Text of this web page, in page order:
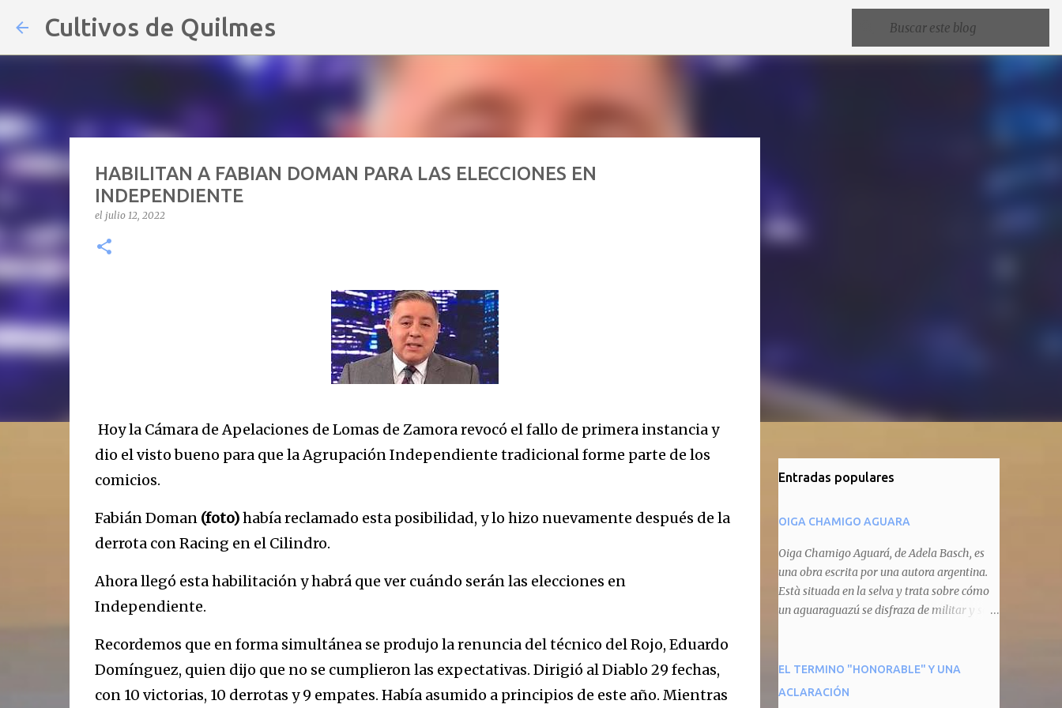
Cultivos de Quilmes
HABILITAN A FABIAN DOMAN PARA LAS ELECCIONES EN
INDEPENDIENTE
el julio 12, 2022
Hoy la Cámara de Apelaciones de Lomas de Zamora revocó el fallo de primera instancia y
dio el visto bueno para que la Agrupación Independiente tradicional forme parte de los
comicios.
Fabián Doman (foto)había reclamado esta posibilidad, y lo hizo nuevamente después de la
derrota con Racing en el Cilindro.
Ahora llegó esta habilitación y habrá que ver cuándo serán las elecciones en
Independiente.
Recordemos que en forma simultánea se produjo la renuncia del técnico del Rojo, Eduardo
Domínguez, quien dijo que no se cumplieron las expectativas. Dirigió al Diablo 29 fechas,
con 10 victorias, 10 derrotas y 9 empates. Había asumido a principios de este año. Mientras
Entradas populares
OIGA CHAMIGO AGUARA
Oiga Chamigo Aguará, de Adela Basch, es
una obra escrita por una autora argentina.
Està situada en la selva y trata sobre cómo
un aguaraguazú se disfraza de militar y se
animal que pretenda circular por ahí. En
primera instancia aparece Teteu, el tero,
EL TERMINO "HONORABLE" Y UNA
ACLARACIÓN